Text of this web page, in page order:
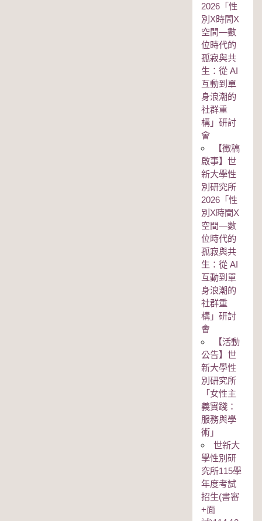
2026「性
別Χ時間Χ
空間—數
位時代的
孤寂與共
生：從 AI
互動到單
身浪潮的
社群重
構」研討
會
【徵稿
啟事】世
新大學性
別研究所
2026「性
別Χ時間Χ
空間—數
位時代的
孤寂與共
生：從 AI
互動到單
身浪潮的
社群重
構」研討
會
【活動
公告】世
新大學性
別研究所
「女性主
義實踐：
服務與學
術」
世新大
學性別研
究所115學
年度考試
招生(書審
+面